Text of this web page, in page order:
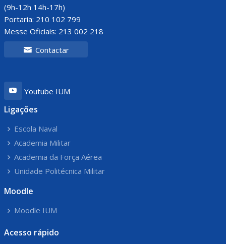
(9h-12h 14h-17h)
Portaria: 210 102 799
Messe Oficiais: 213 002 218
Contactar
Youtube IUM
Ligações
Escola Naval
Academia Militar
Academia da Força Aérea
Unidade Politécnica Militar
Moodle
Moodle IUM
Acesso rápido